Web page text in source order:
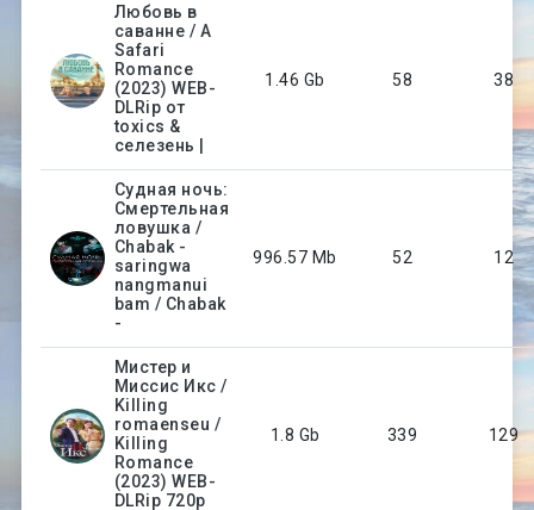
Любовь в
саванне / A
Safari
Romance
(2023) WEB-
DLRip от
toxics &
селезень |
1.46 Gb 58 38
Судная ночь:
Смертельная
ловушка /
Chabak -
saringwa
nangmanui
bam / Chabak
-
996.57 Mb 52 12
Мистер и
Миссис Икс /
Killing
romaenseu /
Killing
Romance
(2023) WEB-
DLRip 720p
1.8 Gb 339 129